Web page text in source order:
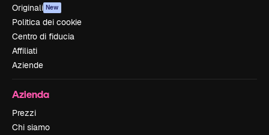
Originali New
Politica dei cookie
Centro di fiducia
Affiliati
Aziende
Azienda
Prezzi
Chi siamo